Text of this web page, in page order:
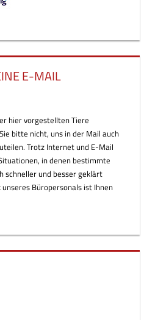
E-MAIL
hier vorgestellten Tiere
bitte nicht, uns in der Mail auch
Trotz Internet und E-Mail
in denen bestimmte
schneller und besser geklärt
Büropersonals ist Ihnen